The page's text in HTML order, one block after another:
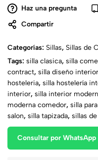
Haz una pregunta
Compartir
Categorías: Sillas, Sillas de
Tags: silla clasica, silla
contract, silla diseño interior
hosteleria, silla hostelería
interior, silla interior
moderna comedor, silla
salon, silla tapizada, sillas
Consultar por WhatsApp